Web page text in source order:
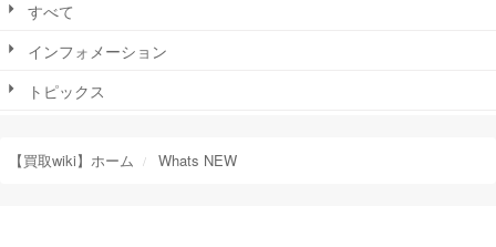
すべて
インフォメーション
トピックス
【買取wiki】ホーム Whats NEW